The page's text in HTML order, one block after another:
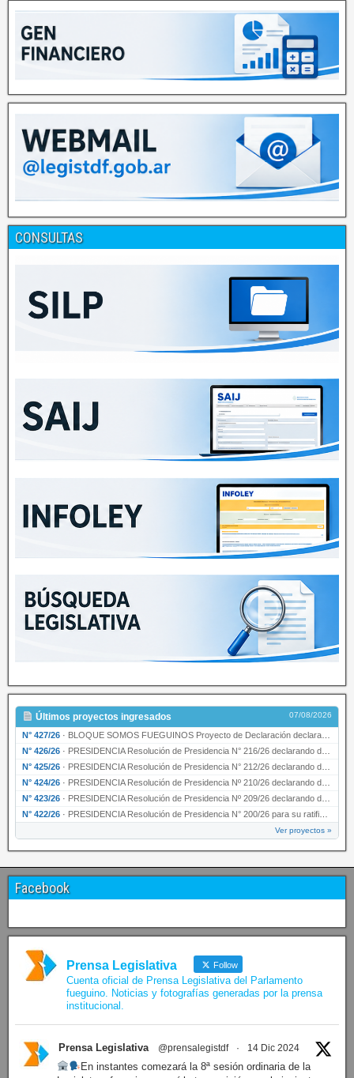
CONSULTAS
Últimos proyectos ingresados 07/08/2026
N° 427/26 · BLOQUE SOMOS FUEGUINOS Proyecto de Declaración declarando de interés provincial PRESIDENCI…
N° 426/26 · PRESIDENCIA Resolución de Presidencia N° 216/26 declarando de interés provincial la labor …
N° 425/26 · PRESIDENCIA Resolución de Presidencia N° 212/26 declarando de interés provincial el “50° A…
N° 424/26 · PRESIDENCIA Resolución de Presidencia Nº 210/26 declarando de interés provincial el proyec…
N° 423/26 · PRESIDENCIA Resolución de Presidencia Nº 209/26 declarando de interés provincial la presen…
N° 422/26 · PRESIDENCIA Resolución de Presidencia N° 200/26 para su ratificación.
Ver proyectos »
Facebook
Prensa Legislativa Follow
Cuenta oficial de Prensa Legislativa del Parlamento
fueguino. Noticias y fotografías generadas por la prensa
institucional.
Prensa Legislativa @prensalegistdf · 14 Dic 2024
En instantes comezará la 8ª sesión ordinaria de la